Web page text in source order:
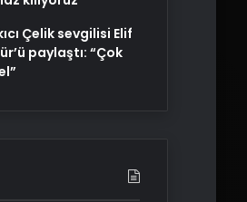
Çelik sevgilisi Elif
paylaştı: “Çok